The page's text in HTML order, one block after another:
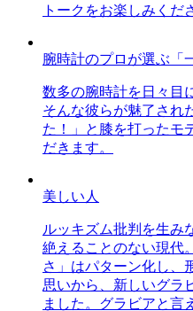
トークをお楽しみくだ
腕時計のプロが選ぶ「
数多の腕時計を日々目
そんな彼らが魅了され
た！」と膝を打ったモ
だきます。
美しい人
ルッキズム批判を生み
絶えることのない現代
さ」はパターン化し、
思いから、新しいグラ
ました。グラビアと言